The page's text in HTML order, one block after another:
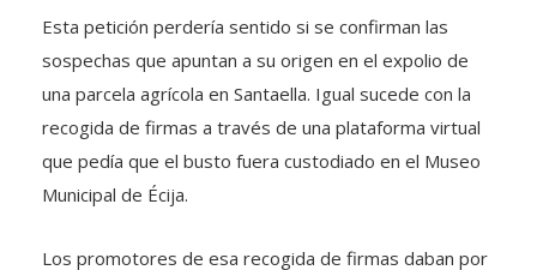
Esta petición perdería sentido si se confirman las
sospechas que apuntan a su origen en el expolio de
una parcela agrícola en Santaella. Igual sucede con la
recogida de firmas a través de una plataforma virtual
que pedía que el busto fuera custodiado en el Museo
Municipal de Écija.
Los promotores de esa recogida de firmas daban por